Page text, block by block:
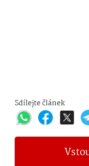
Sdílejte článek